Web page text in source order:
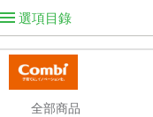
選項目錄
全部商品